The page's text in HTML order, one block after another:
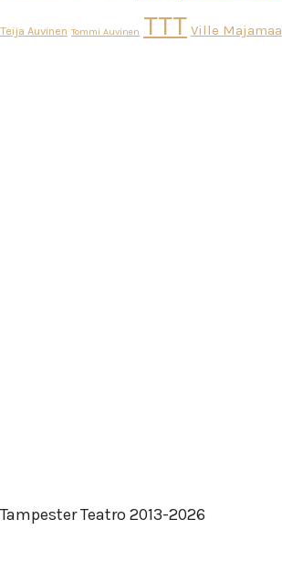
Teija Auvinen Tommi Auvinen TTT Ville Majamaa
Tampester Teatro 2013-2026